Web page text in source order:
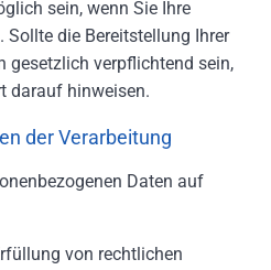
sein, wenn Sie Ihre
Sollte die Bereitstellung Ihrer
gesetzlich verpflichtend sein,
darauf hinweisen.
der Verarbeitung
Daten auf
von rechtlichen